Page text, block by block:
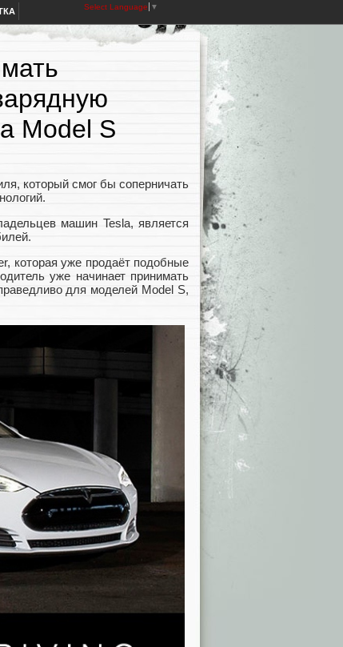
Select Language ▼
Model S
который смог бы соперничать
машин Tesla, является
которая уже продаёт подобные
уже начинает принимать
для моделей Model S,